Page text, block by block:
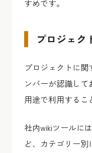
すめです。
プロジェク
プロジェクトに
ンバーが認識し
用途で利用するこ
社内wikiツールに
ど、カテゴリー